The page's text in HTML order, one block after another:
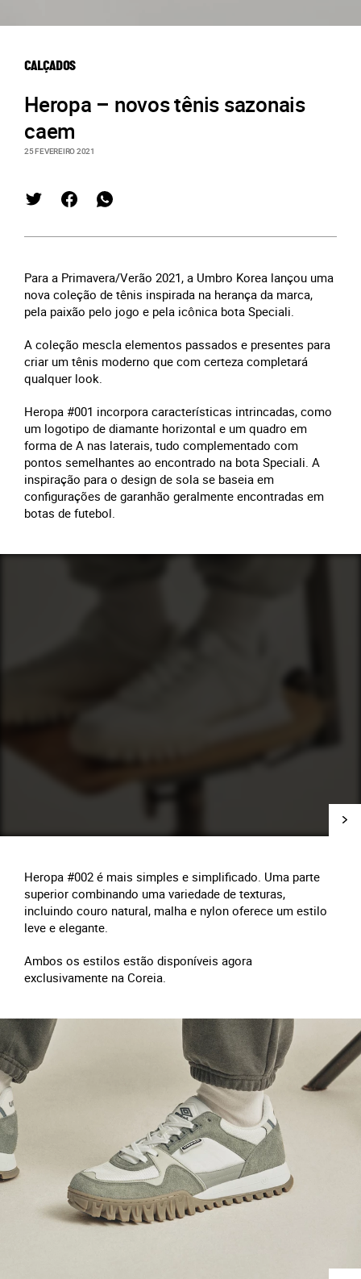
CALÇADOS
Heropa – novos tênis sazonais
caem
25 FEVEREIRO 2021
Para a Primavera/Verão 2021, a Umbro Korea lançou uma
nova coleção de tênis inspirada na herança da marca,
pela paixão pelo jogo e pela icônica bota Speciali.
A coleção mescla elementos passados e presentes para
criar um tênis moderno que com certeza completará
qualquer look.
Heropa #001 incorpora características intrincadas, como
um logotipo de diamante horizontal e um quadro em
forma de A nas laterais, tudo complementado com
pontos semelhantes ao encontrado na bota Speciali. A
inspiração para o design de sola se baseia em
configurações de garanhão geralmente encontradas em
botas de futebol.
Heropa #002 é mais simples e simplificado. Uma parte
superior combinando uma variedade de texturas,
incluindo couro natural, malha e nylon oferece um estilo
leve e elegante.
Ambos os estilos estão disponíveis agora
exclusivamente na Coreia.